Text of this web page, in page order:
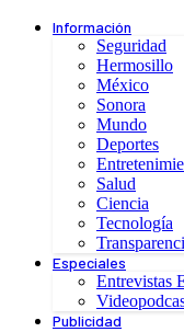
Información
Seguridad
Hermosillo
México
Sonora
Mundo
Deportes
Salud
Ciencia
Tecnología
Especiales
Entrevistas
Publicidad